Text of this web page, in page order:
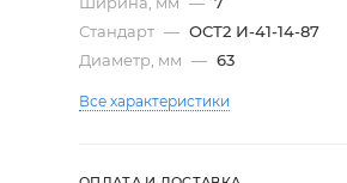
Стандарт — ОСТ2 И-41-14-87
Диаметр, мм — 63
Все характеристики